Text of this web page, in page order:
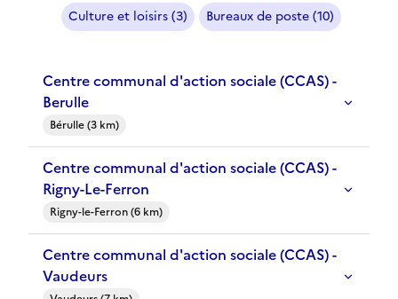
Culture et loisirs (3)
Bureaux de poste (10)
Centre communal d'action sociale (CCAS) -
Berulle
Bérulle (3 km)
Centre communal d'action sociale (CCAS) -
Rigny-Le-Ferron
Rigny-le-Ferron (6 km)
Centre communal d'action sociale (CCAS) -
Vaudeurs